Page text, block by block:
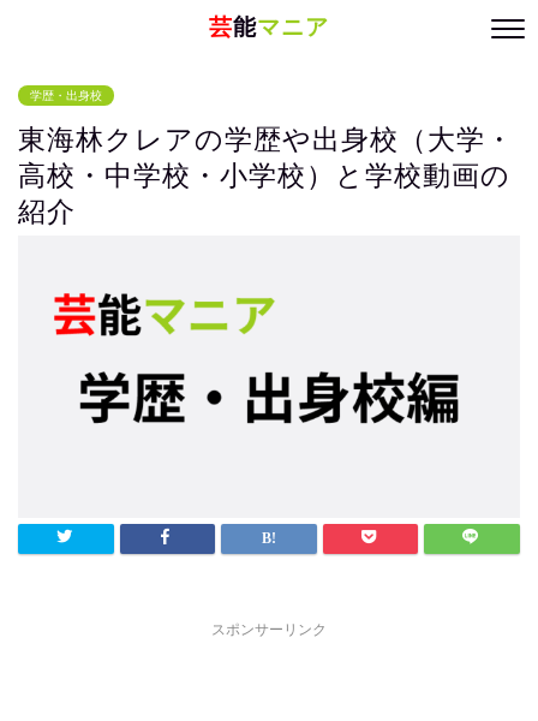
芸能マニア
学歴・出身校
東海林クレアの学歴や出身校（大学・
高校・中学校・小学校）と学校動画の
紹介
スポンサーリンク